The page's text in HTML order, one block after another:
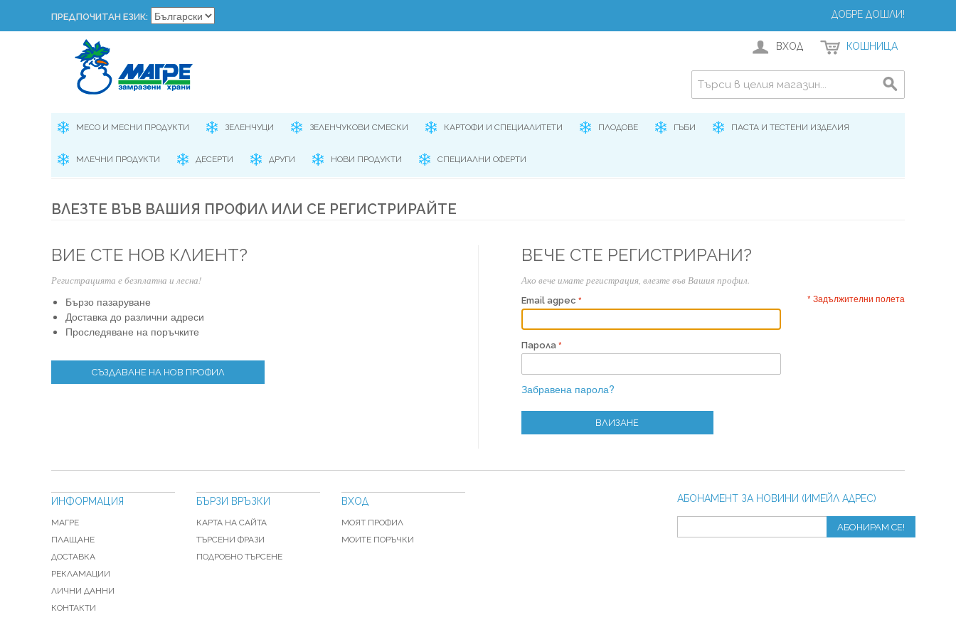
ПРЕДПОЧИТАН ЕЗИК: ДОБРЕ ДОШЛИ!
ВХОД КОШНИЦА
МЕСО И МЕСНИ ПРОДУКТИ ЗЕЛЕНЧУЦИ ЗЕЛЕНЧУКОВИ СМЕСКИ КАРТОФИ И СПЕЦИАЛИТЕТИ ПЛОДОВЕ ГЪБИ ПАСТА И ТЕСТЕНИ ИЗДЕЛИЯ
МЛЕЧНИ ПРОДУКТИ ДЕСЕРТИ ДРУГИ НОВИ ПРОДУКТИ СПЕЦИАЛНИ ОФЕРТИ
ВЛЕЗТЕ ВЪВ ВАШИЯ ПРОФИЛ ИЛИ СЕ РЕГИСТРИРАЙТЕ
ВИЕ СТЕ НОВ КЛИЕНТ?
Регистрацията е безплатна и лесна!
Бързо пазаруване
Доставка до различни адреси
Проследяване на поръчките
СЪЗДАВАНЕ НА НОВ ПРОФИЛ
ВЕЧЕ СТЕ РЕГИСТРИРАНИ?
Ако вече имате регистрация, влезте във Вашия профил.
* Задължителни полета
Email адрес
Парола
Забравена парола?
ВЛИЗАНЕ
АБОНАМЕНТ ЗА НОВИНИ (ИМЕЙЛ АДРЕС)
АБОНИРАМ СЕ!
ИНФОРМАЦИЯ
МАГРЕ
ПЛАЩАНЕ
ДОСТАВКА
РЕКЛАМАЦИИ
ЛИЧНИ ДАННИ
КОНТАКТИ
БЪРЗИ ВРЪЗКИ
КАРТА НА САЙТА
ТЪРСЕНИ ФРАЗИ
ПОДРОБНО ТЪРСЕНЕ
ВХОД
МОЯТ ПРОФИЛ
МОИТЕ ПОРЪЧКИ